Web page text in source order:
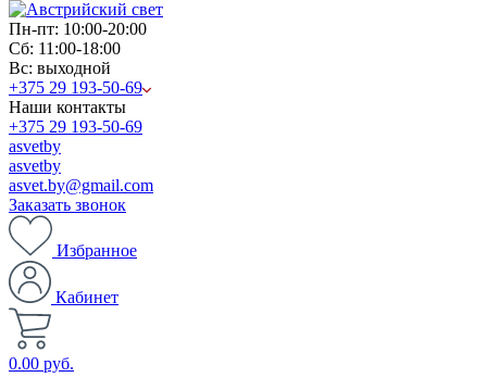
Пн-пт: 10:00-20:00
Сб: 11:00-18:00
Вс: выходной
+375 29 193-50-69
Наши контакты
+375 29 193-50-69
asvetby
asvetby
asvet.by@gmail.com
Заказать звонок
Избранное
Кабинет
0.00 руб.